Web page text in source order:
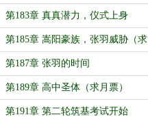
第183章 真真潜力，仪式上身
第185章 嵩阳豪族，张羽威胁（求
月票）
第187章 张羽的时间
第189章 高中圣体（求月票）
第191章 第二轮筑基考试开始